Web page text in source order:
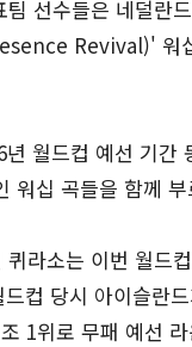
선수들은 네덜란
Revival)' 워
월드컵 예선 기간
십 곡들을 함께 부
라소는 이번 월드
컵 당시 아이슬란
1위로 무패 예선